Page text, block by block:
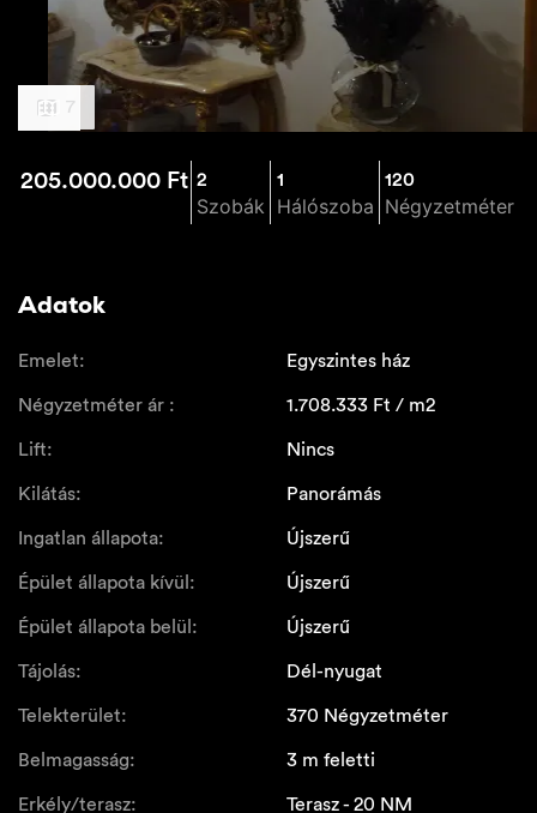
7
205.000.000 Ft 2
Szobák
1
Hálószoba
120
Négyzetméter
Adatok
Emelet: Egyszintes ház
Négyzetméter ár : 1.708.333 Ft / m2
Lift: Nincs
Kilátás: Panorámás
Ingatlan állapota: Újszerű
Épület állapota kívül: Újszerű
Épület állapota belül: Újszerű
Tájolás: Dél-nyugat
Telekterület: 370 Négyzetméter
Belmagasság: 3 m feletti
Erkély/terasz: Terasz - 20 NM